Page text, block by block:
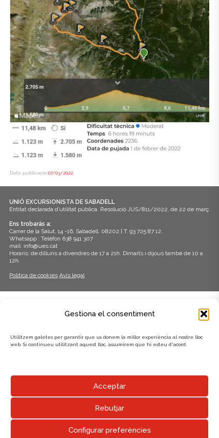
Gestiona el consentiment
Utilitzem galetes per garantir que us donem la millor experiència al nostre lloc
web. Si continueu utilitzant aquest lloc, assumirem que hi esteu d'acord.
Acceptar
Rebutjar
Configurar preferències
Data publicació 07/03/2022
UNIÓ EXCURSIONISTA DE SABADELL
Entitat declarada d’utilitat pública. Resolució JUS/811/2022, de 22 de març
Ens trobaràs a:
Carrer de la Salut, 14 -16, Sabadell, 08202 | T: 93 725 87 12.
Whatsapp : Telèfon 638 941 307
mail: info@ues.cat
Horaris: de dilluns a divendres de 17 a 21h. Dimarts i dijous també de 10 a
12h.
Política de cookies Avís legal
AMB EL SUPORT DE: